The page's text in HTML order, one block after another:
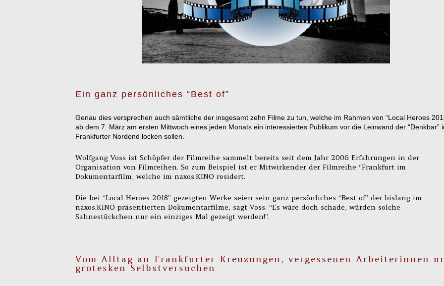
Ein ganz persönliches “Best of”
Genau dies versprechen auch sämtliche der insgesamt zehn Filme zu tun, welche im Rahmen von “Local Heroes
ab dem 7. März am ersten Mittwoch eines jeden Monats ein interessiertes Publikum vor die Leinwand der “Denkbar”
Frankfurter Nordend locken sollen.
Wolfgang Voss ist Schöpfer der Filmreihe sammelt bereits seit dem Jahr 2006 Erfahrungen in der
Organisation von Filmreihen. So zum Beispiel ist er Mitwirkender der Filmreihe “Frankfurt im
Dokumentarfilm, welche im naxos.KINO residert.
Die bei “Local Heroes 2018” gezeigten Werke seien sein ganz persönliches “Best of” der bislang im
naxos.KINO präsentierten Dokumentarfilme, sagt Voss. “Es wäre doch schade, würden solche
Sahnestückchen nur ein einziges Mal gezeigt werden!”.
Vom Alltag an Frankfurter Kreuzungen, vergessenen Arbeiterinnen
grotesken Selbstversuchen